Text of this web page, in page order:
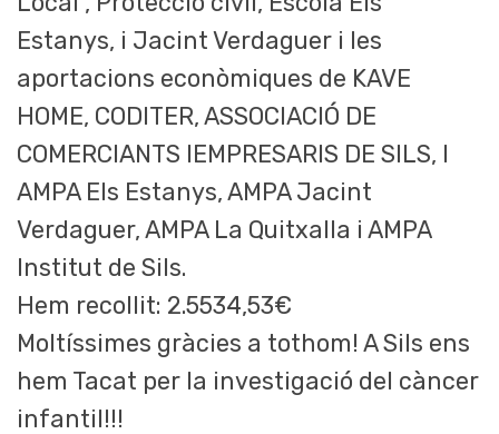
Estanys, i Jacint Verdaguer i les
aportacions econòmiques de KAVE
HOME, CODITER, ASSOCIACIÓ DE
COMERCIANTS IEMPRESARIS DE SILS, I
AMPA Els Estanys, AMPA Jacint
Verdaguer, AMPA La Quitxalla i AMPA
Institut de Sils.
Hem recollit: 2.5534,53€
Moltíssimes gràcies a tothom! A Sils ens
hem Tacat per la investigació del càncer
infantil!!!